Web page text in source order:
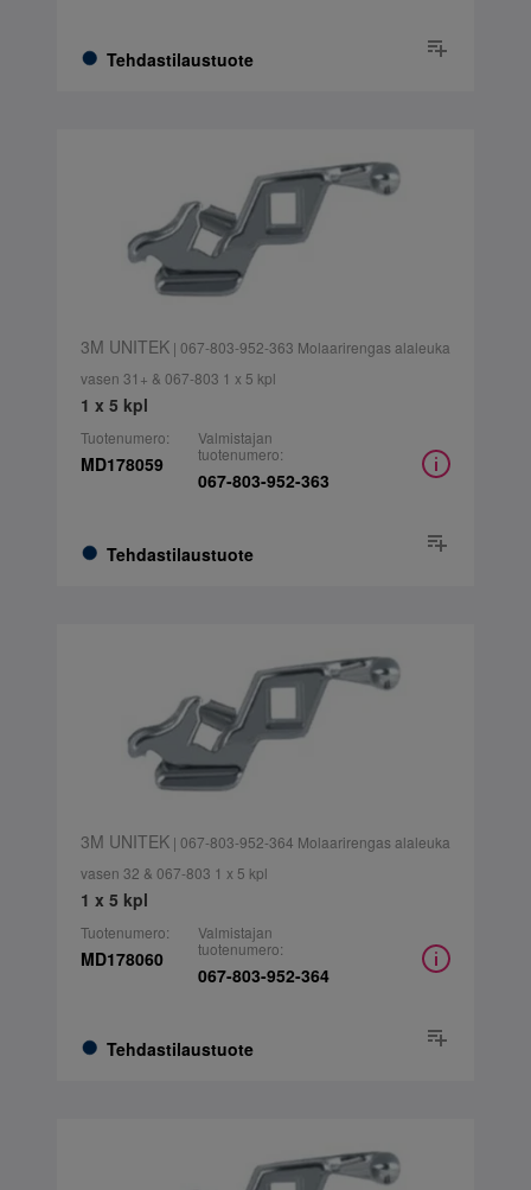
Tehdastilaustuote
3M UNITEK| 067-803-952-363 Molaarirengas alaleuka
vasen 31+ & 067-803 1 x 5 kpl
1 x 5 kpl
Tuotenumero:
MD178059
Tehdastilaustuote
Valmistajan
tuotenumero:
067-803-952-363
3M UNITEK| 067-803-952-364 Molaarirengas alaleuka
vasen 32 & 067-803 1 x 5 kpl
1 x 5 kpl
Tuotenumero:
MD178060
Tehdastilaustuote
Valmistajan
tuotenumero:
067-803-952-364